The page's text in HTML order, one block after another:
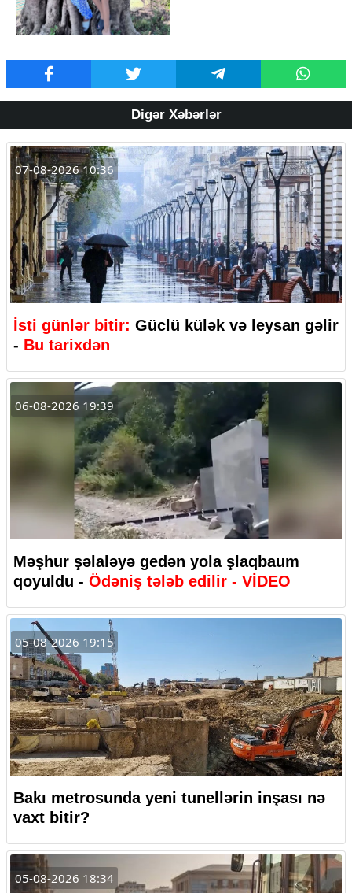
Digər Xəbərlər
07-08-2026 10:36
İsti günlər bitir: Güclü külək və leysan gəlir
- Bu tarixdən
06-08-2026 19:39
Məşhur şəlaləyə gedən yola şlaqbaum
qoyuldu - Ödəniş tələb edilir - VİDEO
05-08-2026 19:15
Bakı metrosunda yeni tunellərin inşası nə
vaxt bitir?
05-08-2026 18:34